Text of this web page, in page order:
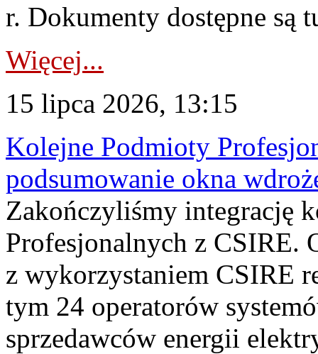
r. Dokumenty dostępne są
Więcej...
15 lipca 2026, 13:15
Kolejne Podmioty
podsumowanie okna
Zakończyliśmy integrację
Profesjonalnych z CSIRE.
z wykorzystaniem CSIRE
tym 24 operatorów
sprzedawców energii